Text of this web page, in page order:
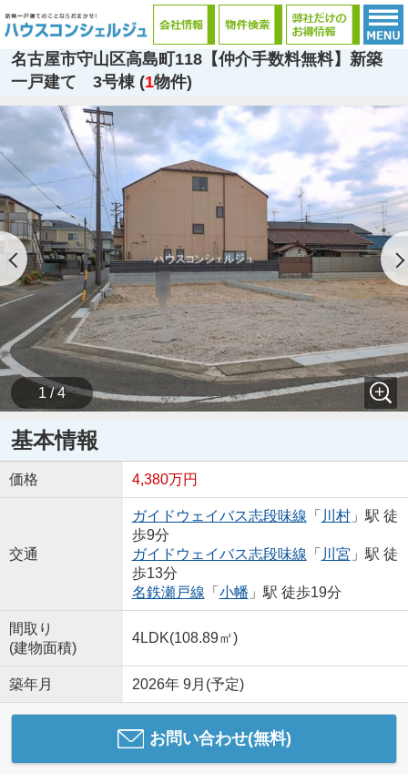
名古屋市守山区高島町118【仲介手数料無料】新築
一戸建て 3号棟 (1物件)
1 / 4
基本情報
価格 4,380万円
交通
ガイドウェイバス志段味線 「 川村」駅 徒
歩9分
ガイドウェイバス志段味線 「 川宮 」駅 徒
歩13分
名鉄瀬戸線 「 小幡 」駅 徒歩19分
間取り
(建物面積)
4LDK(108.89㎡)
築年月 2026年 9月(予定)
お問い合わせ(無料)